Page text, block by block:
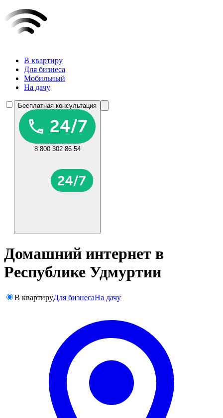
В квартиру
Для бизнеса
Мобильный
На дачу
Бесплатная консультация
8 800 302 86 54
Домашний интернет в
Республике Удмуртии
В квартируДля бизнесаНа дачу